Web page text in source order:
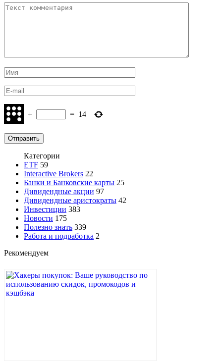
+ = 14
Категории
ETF 59
Interactive Brokers 22
Банки и Банковские карты 25
Дивидендные акции 97
Дивидендные аристократы 42
Инвестиции 383
Новости 175
Полезно знать 339
Работа и подработка 2
Рекомендуем